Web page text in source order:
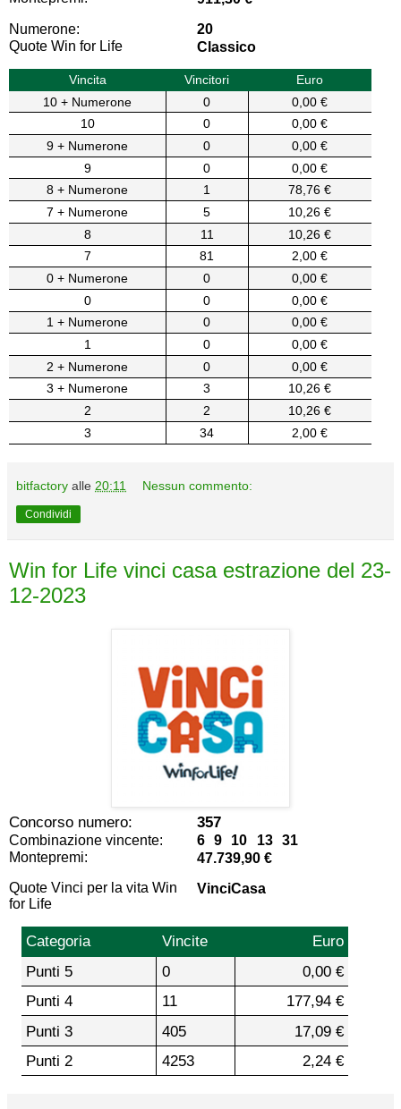
Numerone:
20
Quote Win for Life
Classico
Vincita Vincitori
Euro
10 + Numerone
0
0,00 €
10
0
0,00 €
9 + Numerone
0
0,00 €
9
0
0,00 €
8 + Numerone
1
78,76 €
7 + Numerone
5
10,26 €
8
11
10,26 €
7
81
2,00 €
0 + Numerone
0
0,00 €
0
0
0,00 €
1 + Numerone
0
0,00 €
1
0
0,00 €
2 + Numerone
0
0,00 €
3 + Numerone
3
10,26 €
2
2
10,26 €
3
34 2,00 €
bitfactory alle 20:11 Nessun commento:
Condividi
Win for Life vinci casa estrazione del 23-
12-2023
Concorso numero: 357
Combinazione vincente:
6 9 10 13 31
Montepremi:
47.739,90 €
Quote Vinci per la vita Win
for Life
VinciCasa
Categoria Vincite
Euro
Punti 5
0
0,00 €
Punti 4
11
177,94 €
Punti 3
405
17,09 €
Punti 2
4253 2,24 €